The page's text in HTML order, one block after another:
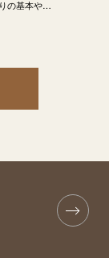
の基本や…